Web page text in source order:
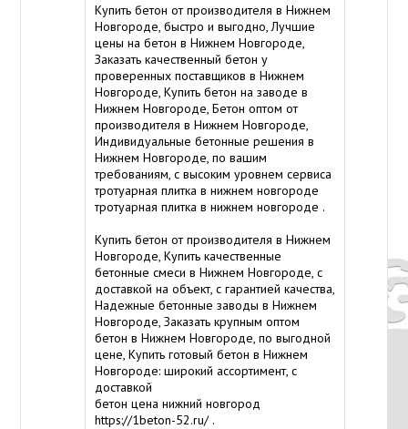
Купить бетон от производителя в Нижнем
Новгороде, быстро и выгодно, Лучшие
цены на бетон в Нижнем Новгороде,
Заказать качественный бетон у
проверенных поставщиков в Нижнем
Новгороде, Купить бетон на заводе в
Нижнем Новгороде, Бетон оптом от
производителя в Нижнем Новгороде,
Индивидуальные бетонные решения в
Нижнем Новгороде, по вашим
требованиям, с высоким уровнем сервиса
тротуарная плитка в нижнем новгороде
тротуарная плитка в нижнем новгороде .
Купить бетон от производителя в Нижнем
Новгороде, Купить качественные
бетонные смеси в Нижнем Новгороде, с
доставкой на объект, с гарантией качества,
Надежные бетонные заводы в Нижнем
Новгороде, Заказать крупным оптом
бетон в Нижнем Новгороде, по выгодной
цене, Купить готовый бетон в Нижнем
Новгороде: широкий ассортимент, с
доставкой
бетон цена нижний новгород
https://1beton-52.ru/.